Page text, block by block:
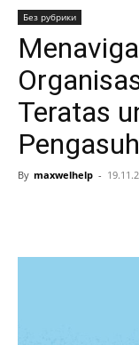
Без рубрики
Teratas
Pengasuh
By maxwelhelp -